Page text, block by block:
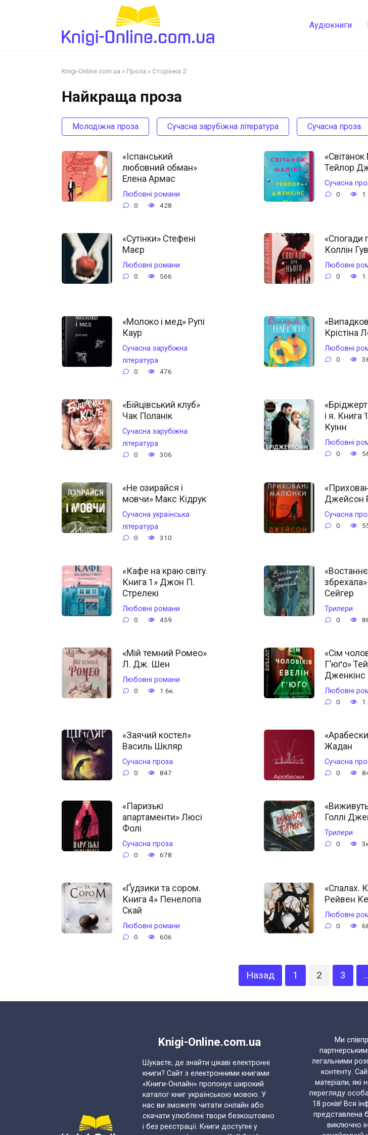
Аудіокниги
Knigi-Online.com.ua » Проза » Сторінка 2
Найкраща проза
Молодіжна проза Сучасна зарубіжна література Сучасна проза
«Іспанський
любовний обман»
Елена Армас
Любовні романи
0 428
«Світанок
Тейлор
Сучасна
0
«Сутінки» Стефені
Маєр
Любовні романи
0 566
«Спогади
Коллін
Любовні
0
«Молоко і мед» Рупі
Каур
Сучасна зарубіжна
література
0 476
Крістіна
Любовні
0
«Бійцівський клуб»
Чак Поланік
Сучасна зарубіжна
література
0 306
і я. Книга
Куінн
Любовні
0
«Не озирайся і
мовчи» Макс Кідрук
Сучасна українська
література
0 310
Джейсон
Сучасна
0
«Кафе на краю світу.
Книга 1» Джон П.
Стрелекі
Любовні романи
0 459
збрехала»
Сейгер
Трилери
0
«Мій темний Ромео»
Л. Дж. Шен
Любовні романи
0 1.6к.
«Сім
Г’юґо»
Дженкінс
Любовні
0
«Заячий костел»
Василь Шкляр
Сучасна проза
0 847
Жадан
Сучасна
0
«Паризькі
апартаменти» Люсі
Фолі
Сучасна проза
0 678
Голлі
Трилери
0
«Ґудзики та сором.
Книга 4» Пенелопа
Скай
Любовні романи
0 606
«Спалах.
Рейвен
Любовні
0
Назад 1 2 3
Knigi-Online.com.ua
Шукаєте, де знайти цікаві електронні
книги? Сайт з електронними книгами
«Книги-Онлайн» пропонує широкий
каталог книг українською мовою. У
нас ви зможете читати онлайн або
скачати улюблені твори безкоштовно
і без реєстрації. Книги доступні у
Ми
легальними
контенту.
матеріали, які
перегляду
18 років! Вся
представлена
виключно